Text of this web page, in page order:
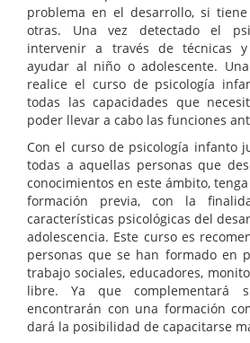
problema en el desarrollo, si
otras. Una vez detectado el
intervenir a través de técnicas
ayudar al niño o adolescente.
realice el curso de psicología
todas las capacidades que
poder llevar a cabo las funciones
Con el curso de psicología infanto
todas a aquellas personas que
conocimientos en este ámbito,
formación previa, con la
características psicológicas del
adolescencia. Este curso es
personas que se han formado en
trabajo sociales, educadores,
libre. Ya que complementará
encontrarán con una formación
dará la posibilidad de capacitarse